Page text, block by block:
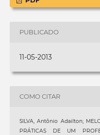
PUBLICADO
11-05-2013
COMO CITAR
SILVA, Antônio Adailton;
PRÁTICAS DE UM